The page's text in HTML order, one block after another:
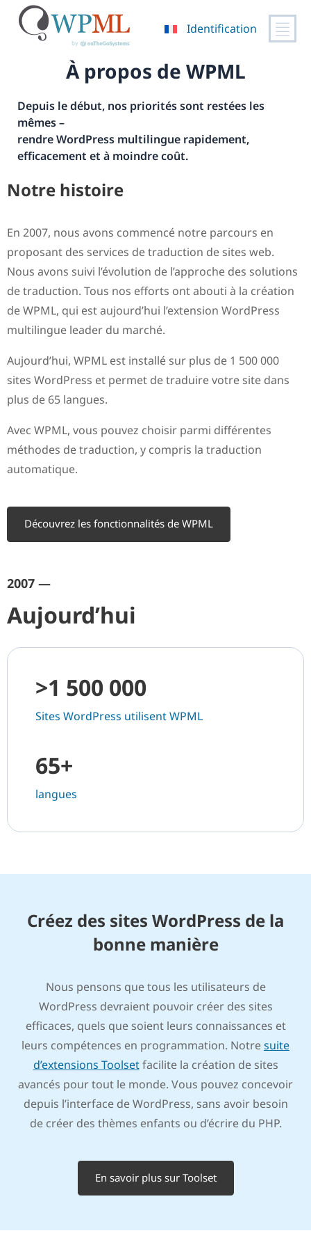
Identification
À propos de WPML
Depuis le début, nos priorités sont restées les
mêmes –
rendre WordPress multilingue rapidement,
efficacement et à moindre coût.
Notre histoire
En 2007, nous avons commencé notre parcours en
proposant des services de traduction de sites web.
Nous avons suivi l’évolution de l’approche des solutions
de traduction. Tous nos efforts ont abouti à la création
de WPML, qui est aujourd’hui l’extension WordPress
multilingue leader du marché.
Aujourd’hui, WPML est installé sur plus de 1 500 000
sites WordPress et permet de traduire votre site dans
plus de 65 langues.
Avec WPML, vous pouvez choisir parmi différentes
méthodes de traduction, y compris la traduction
automatique.
Découvrez les fonctionnalités de WPML
2007 —
Aujourd’hui
>1 500 000
Sites WordPress utilisent WPML
65+
langues
Créez des sites WordPress de la
bonne manière
Nous pensons que tous les utilisateurs de
WordPress devraient pouvoir créer des sites
efficaces, quels que soient leurs connaissances et
leurs compétences en programmation. Notresuite
d’extensions Toolsetfacilite la création de sites
avancés pour tout le monde. Vous pouvez concevoir
depuis l’interface de WordPress, sans avoir besoin
de créer des thèmes enfants ou d’écrire du PHP.
En savoir plus sur Toolset